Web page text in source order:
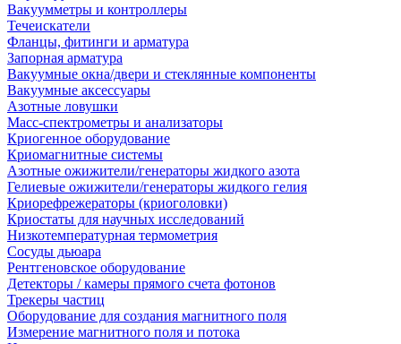
Вакуумметры и контроллеры
Течеискатели
Фланцы, фитинги и арматура
Запорная арматура
Вакуумные окна/двери и стеклянные компоненты
Вакуумные аксессуары
Азотные ловушки
Масс-спектрометры и анализаторы
Криогенное оборудование
Криомагнитные системы
Азотные ожижители/генераторы жидкого азота
Гелиевые ожижители/генераторы жидкого гелия
Криорефрежераторы (криоголовки)
Криостаты для научных исследований
Низкотемпературная термометрия
Сосуды дьюара
Рентгеновское оборудование
Детекторы / камеры прямого счета фотонов
Трекеры частиц
Оборудование для создания магнитного поля
Измерение магнитного поля и потока